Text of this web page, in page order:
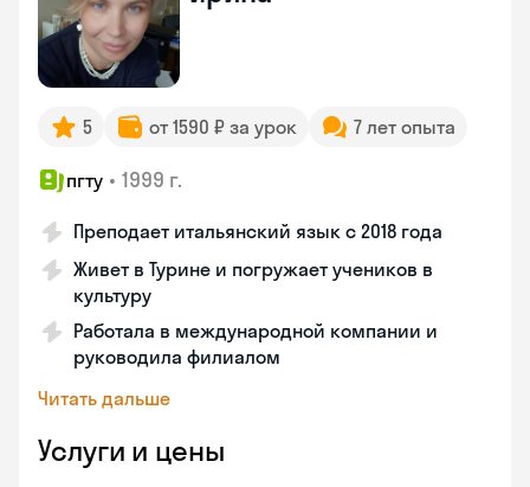
5 от 1590 ₽ за урок 7 лет опыта
пгту • 1999 г.
Преподает итальянский язык с 2018 года
Живет в Турине и погружает учеников в
культуру
Работала в международной компании и
руководила филиалом
Читать дальше
Услуги и цены